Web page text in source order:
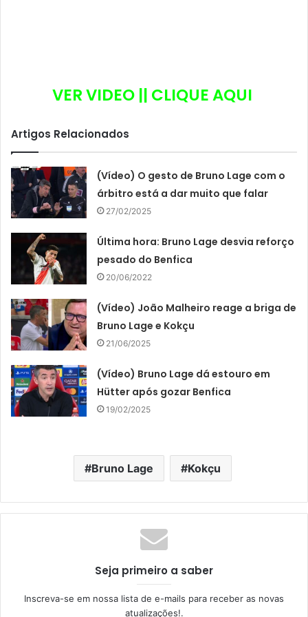
VER VIDEO || CLIQUE AQUI
Artigos Relacionados
(Vídeo) O gesto de Bruno Lage com o
árbitro está a dar muito que falar
27/02/2025
Última hora: Bruno Lage desvia reforço
pesado do Benfica
20/06/2022
(Vídeo) João Malheiro reage a briga de
Bruno Lage e Kokçu
21/06/2025
(Vídeo) Bruno Lage dá estouro em
Hütter após gozar Benfica
19/02/2025
Bruno Lage Kokçu
Seja primeiro a saber
Inscreva-se em nossa lista de e-mails para receber as novas
atualizações!.